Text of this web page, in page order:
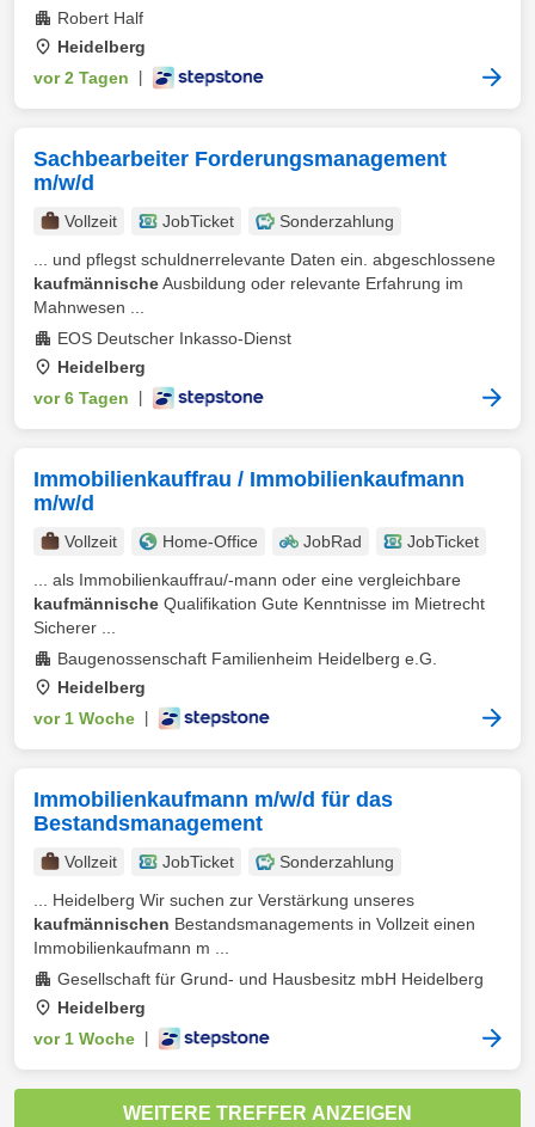
Robert Half
Heidelberg
vor 2 Tagen
Sachbearbeiter Forderungsmanagement
m/w/d
Vollzeit JobTicket
Sonderzahlung
... und pflegst schuldnerrelevante Daten ein. abgeschlossene
kaufmännischeAusbildung oder relevante Erfahrung im
Mahnwesen ...
EOS Deutscher Inkasso-Dienst
Heidelberg
vor 6 Tagen
Immobilienkauffrau / Immobilienkaufmann
m/w/d
Vollzeit Home-Office JobRad
JobTicket
... als Immobilienkauffrau/-mann oder eine vergleichbare
kaufmännische Qualifikation Gute Kenntnisse im Mietrecht
Sicherer ...
Baugenossenschaft Familienheim Heidelberg e.G.
Heidelberg
vor 1 Woche
Immobilienkaufmann m/w/d für das
Bestandsmanagement
Vollzeit JobTicket
Sonderzahlung
... Heidelberg Wir suchen zur Verstärkung unseres
kaufmännischen Bestandsmanagements in Vollzeit einen
Immobilienkaufmann m ...
Gesellschaft für Grund- und Hausbesitz mbH Heidelberg
Heidelberg
vor 1 Woche
WEITERE TREFFER ANZEIGEN